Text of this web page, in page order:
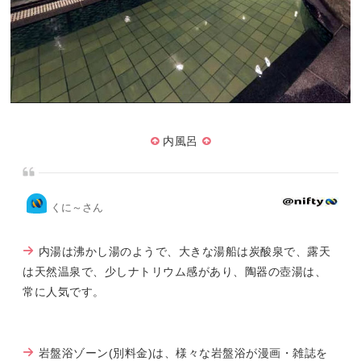
内風呂
くに～さん
内湯は沸かし湯のようで、大きな湯船は炭酸泉で、露天
は天然温泉で、少しナトリウム感があり、陶器の壺湯は、
常に人気です。
岩盤浴ゾーン(別料金)は、様々な岩盤浴が漫画・雑誌を